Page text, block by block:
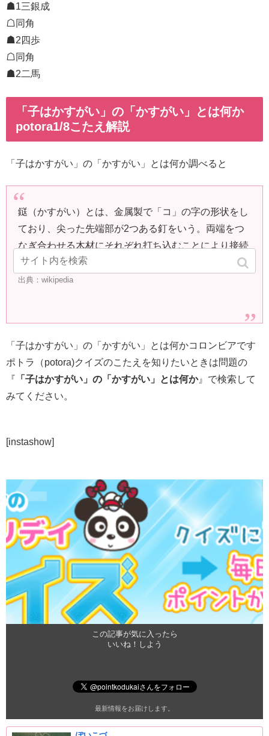
☗1三銀成
☖同角
☗2四歩
☖同角
☗2二馬
「子はかすがい」の「かすがい」とは何か
potora1/8こたえ解説
「子はかすがい」の「かすがい」とは何か調べると
鎹（かすがい）とは、金属製で「コ」の字の形状をし
ており、尖った先端部が2つある釘をいう。両端をつ
なぎ合わせる木材にそれぞれ打ち込むことにより接続
する。
出典：wikipedia
「子はかすがい」の「かすがい」とは何かコロンビアです
ポトラ（potora)クイズのこたえを知りたいときは問題の
『 「子はかすがい」の「かすがい」とは何か』で検索して
みてください。
[instashow]
この記事が気に入ったら
いいね！しよう
最新情報をお届けします。